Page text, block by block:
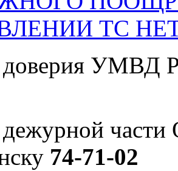
ТС
УМВД
дежурной
74-71-02